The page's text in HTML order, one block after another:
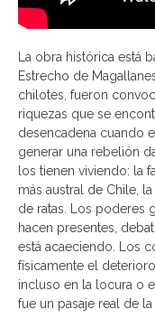
La obra histórica está
Estrecho de
chilotes, fueron
riquezas que se
desencadena cuando
generar una rebelión
los tienen viviendo: la
más austral de Chile,
de ratas. Los poderes
hacen presentes,
está acaeciendo. Los
físicamente el
incluso en la locura o
fue un pasaje real de